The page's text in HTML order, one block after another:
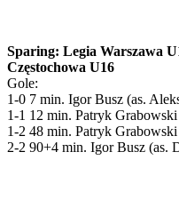
Sparing: Legia Warszawa
Częstochowa U16
Gole:
1-0 7 min. Igor Busz (as.
1-1 12 min. Patryk Grabowski
1-2 48 min. Patryk Grabowski
2-2 90+4 min. Igor Busz (as.